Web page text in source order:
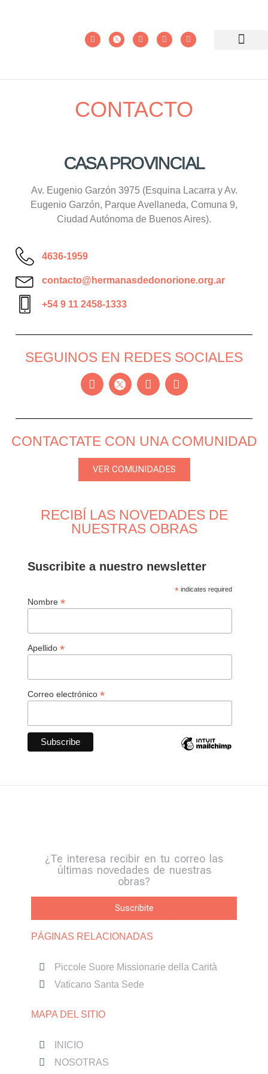
CONTACTO
CASA PROVINCIAL
Av. Eugenio Garzón 3975 (Esquina Lacarra y Av.
Eugenio Garzón, Parque Avellaneda, Comuna 9,
Ciudad Autónoma de Buenos Aires).
4636-1959
contacto@hermanasdedonorione.org.ar
+54 9 11 2458-1333
SEGUINOS EN REDES SOCIALES
CONTACTATE CON UNA COMUNIDAD
VER COMUNIDADES
RECIBÍ LAS NOVEDADES DE
NUESTRAS OBRAS
Suscribite a nuestro newsletter
*indicates required
Nombre *
Apellido *
Correo electrónico *
¿Te interesa recibir en tu correo las
últimas novedades de nuestras
obras?
Suscribite
PÁGINAS RELACIONADAS
Piccole Suore Missionarie della Carità
Vaticano Santa Sede
MAPA DEL SITIO
INICIO
NOSOTRAS